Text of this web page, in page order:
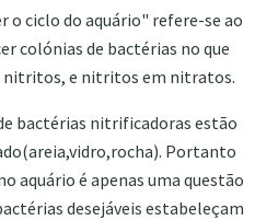
o ciclo do aquário" refere-se ao
colónias de bactérias no que
nitritos, e nitritos em nitratos.
bactérias nitrificadoras estão
Portanto
aquário é apenas uma questão
desejáveis estabeleçam